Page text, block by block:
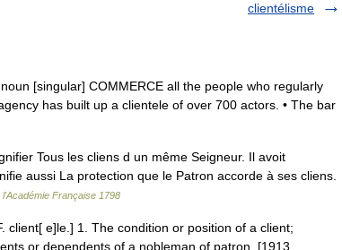
clientélisme
] noun [singular] COMMERCE all the people who regularly
has built up a clientele of over 700 actors. • The bar
Tous les cliens d un même Seigneur. Il avoit
aussi La protection que le Patron accorde à ses cliens.
l'Académie Française 1798
e]le.] 1. The condition or position of a client;
or dependents of a nobleman of patron. [1913